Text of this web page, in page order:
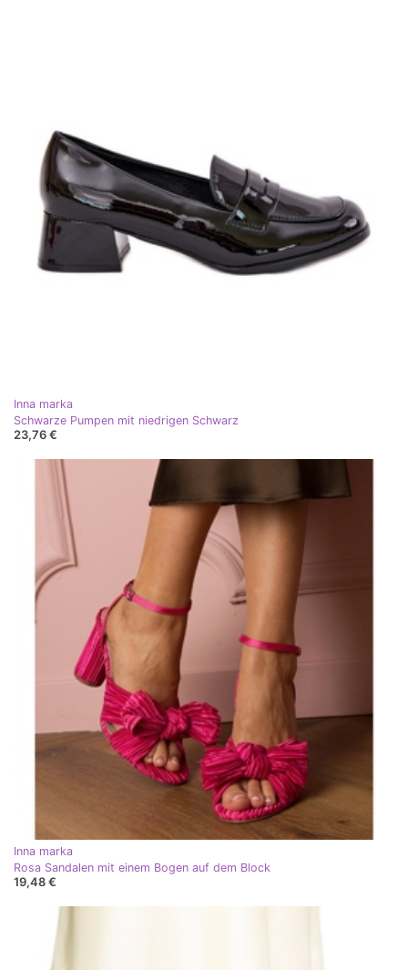
Inna marka
Schwarze Pumpen mit niedrigen Schwarz
23,76 €
Inna marka
Rosa Sandalen mit einem Bogen auf dem Block
19,48 €